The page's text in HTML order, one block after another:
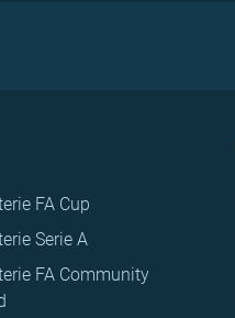
FA Cup
Serie A
FA Community